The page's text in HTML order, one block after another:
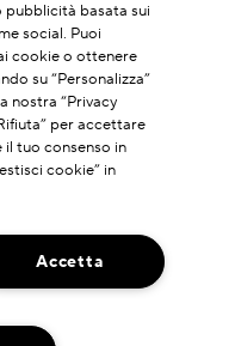
pubblicità basata sui
social. Puoi
cookie o ottenere
su “Personalizza”
nostra “Privacy
per accettare
tuo consenso in
cookie” in
Accetta